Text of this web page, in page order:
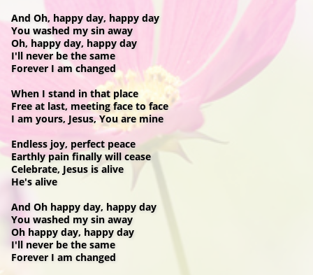
And Oh, happy day, happy day
You washed my sin away
Oh, happy day, happy day
I'll never be the same
Forever I am changed
When I stand in that place
Free at last, meeting face to face
I am yours, Jesus, You are mine
Endless joy, perfect peace
Earthly pain finally will cease
Celebrate, Jesus is alive
He's alive
And Oh happy day, happy day
You washed my sin away
Oh happy day, happy day
I'll never be the same
Forever I am changed